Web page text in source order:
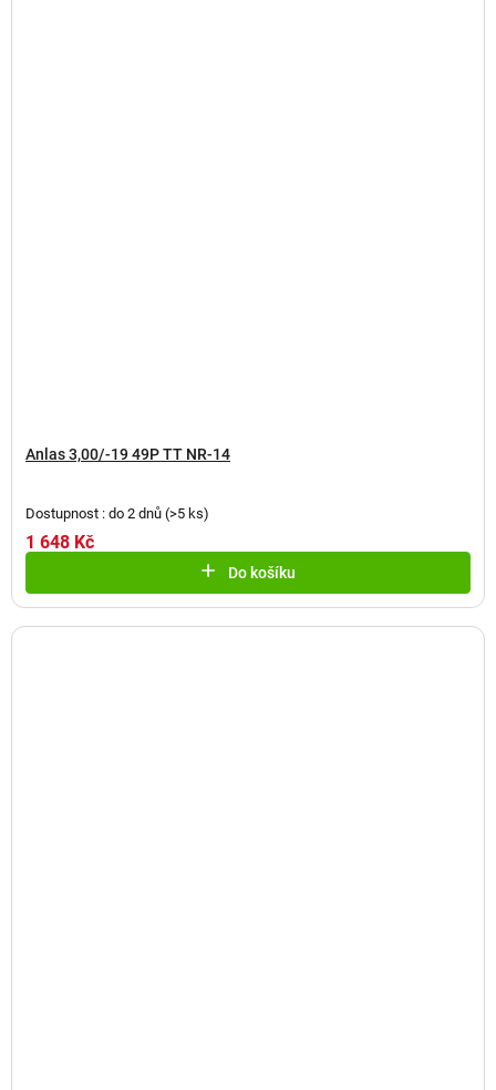
Anlas 3,00/-19 49P TT NR-14
Dostupnost : do 2 dnů (>5 ks)
1 648 Kč
Do košíku